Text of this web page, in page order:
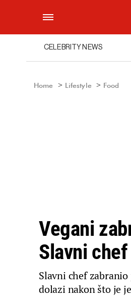
CELEBRITY NEWS
Home Lifestyle Food
Vegani
Slavni
Slavni chef
dolazi nakon što je